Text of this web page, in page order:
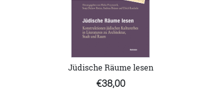
Jüdische Räume lesen
€38,00